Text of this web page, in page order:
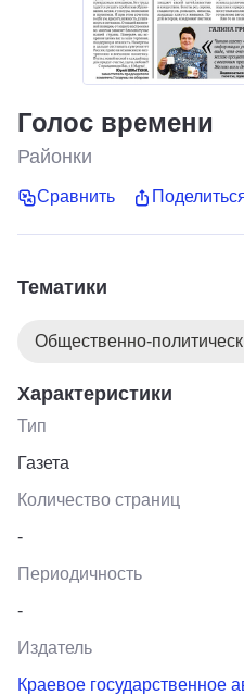
Голос времени
Районки
Сравнить
Тематики
Общественно-
Характеристики
Тип
Газета
Количество страниц
-
Периодичность
-
Издатель
Краевое государственное